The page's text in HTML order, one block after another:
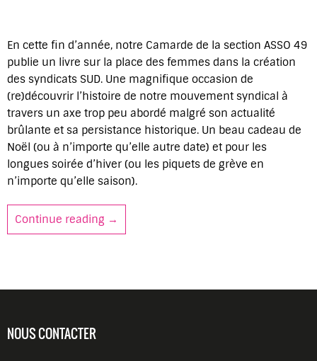
En cette fin d’année, notre Camarde de la section ASSO 49
publie un livre sur la place des femmes dans la création
des syndicats SUD. Une magnifique occasion de
(re)découvrir l’histoire de notre mouvement syndical à
travers un axe trop peu abordé malgré son actualité
brûlante et sa persistance historique. Un beau cadeau de
Noël (ou à n’importe qu’elle autre date) et pour les
longues soirée d’hiver (ou les piquets de grève en
n’importe qu’elle saison).
Continue reading Des brebis noires créent les syndicats
→
NOUS CONTACTER